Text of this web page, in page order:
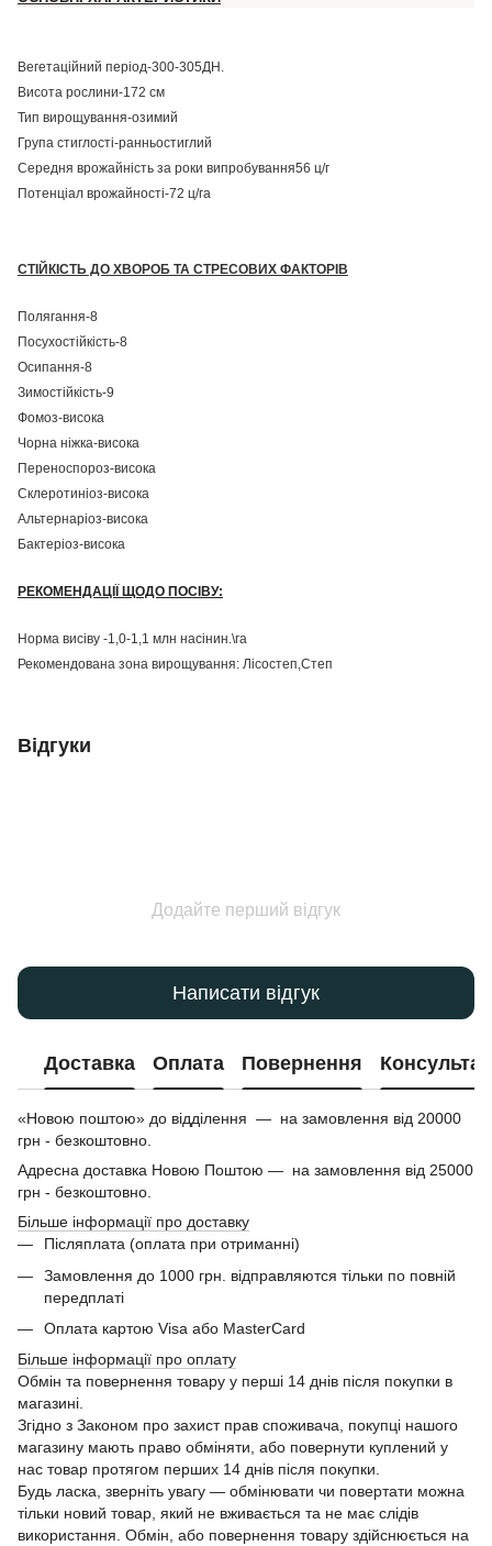
Вегетаційний період-300-305ДН.
Висота рослини-172 см
Тип вирощування-озимий
Група стиглості-ранньостиглий
Середня врожайність за роки випробування56 ц/г
Потенціал врожайності-72 ц/га
СТІЙКІСТЬ ДО ХВОРОБ ТА СТРЕСОВИХ ФАКТОРІВ
Полягання-8
Посухостійкість-8
Осипання-8
Зимостійкість-9
Фомоз-висока
Чорна ніжка-висока
Переноспороз-висока
Склеротиніоз-висока
Альтернаріоз-висока
Бактеріоз-висока
РЕКОМЕНДАЦІЇ ЩОДО ПОСІВУ:
Норма висіву -1,0-1,1 млн насінин.\га
Рекомендована зона вирощування: Лісостеп,Степ
Відгуки
Додайте перший відгук
Написати відгук
Доставка Оплата Повернення
«Новою поштою» до відділення — на замовлення від 20000
грн - безкоштовно.
Адресна доставка Новою Поштою — на замовлення від 25000
грн - безкоштовно.
Більше інформації про доставку
Післяплата (оплата при отриманні)
Замовлення до 1000 грн. відправляются тільки по повній
передплаті
Оплата картою Visa або MasterCard
Більше інформації про оплату
Обмін та повернення товару у перші 14 днів після покупки в
магазині.
Згідно з Законом про захист прав споживача, покупці нашого
магазину мають право обміняти, або повернути куплений у
нас товар протягом перших 14 днів після покупки.
Будь ласка, зверніть увагу — обмінювати чи повертати можна
тільки новий товар, який не вживається та не має слідів
використання. Обмін, або повернення товару здійснюється на